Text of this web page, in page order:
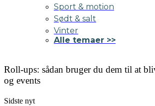
Sport & motion
Sødt & salt
Vinter
Alle temaer >>
Roll-ups: sådan bruger du dem til at
og events
Sidste nyt